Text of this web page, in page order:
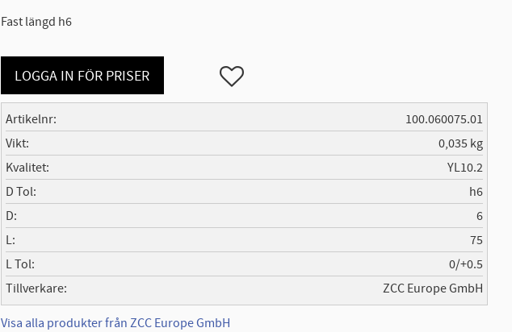
Fast längd h6
LOGGA IN FÖR PRISER Lägg till i favoriter
Artikelnr
100.060075.01
Vikt
0,035 kg
Kvalitet
YL10.2
D Tol
h6
D
6
L
75
L Tol
0/+0.5
Tillverkare
ZCC Europe GmbH
Visa alla produkter från ZCC Europe GmbH